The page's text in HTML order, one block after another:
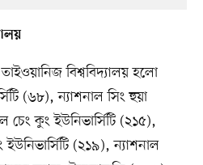
বিশ্ববিদ্যালয় হলো
(৬৮), ন্যাশনাল সিং হুয়া
চেং কুং ইউনিভার্সিটি (২১৫),
ইউনিভার্সিটি (২১৯), ন্যাশনাল